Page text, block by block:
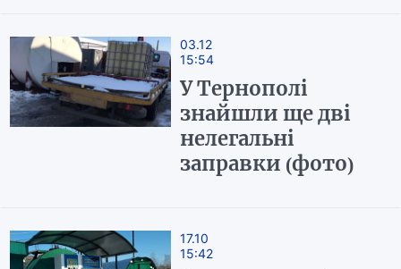
03.12
15:54
У Тернополі
знайшли ще дві
нелегальні
заправки (фото)
17.10
15:42